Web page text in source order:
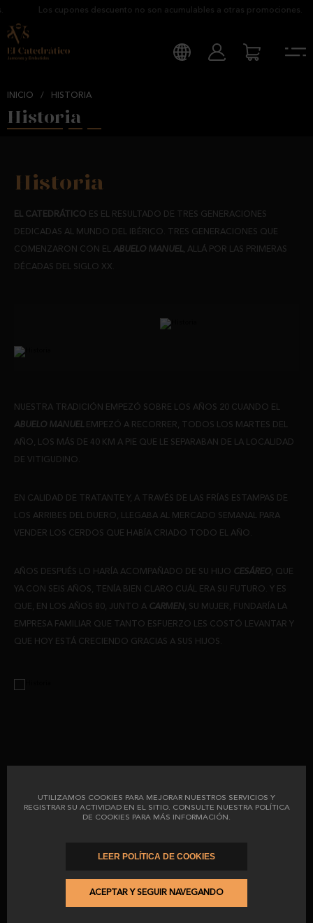
UTILIZAMOS COOKIES PARA MEJORAR NUESTROS SERVICIOS Y
REGISTRAR SU ACTIVIDAD EN EL SITIO. CONSULTE NUESTRA POLÍTICA
DE COOKIES PARA MÁS INFORMACIÓN.
ACEPTAR Y SEGUIR NAVEGANDO
Los cupones descuento no son acumulables a otras promociones.
INICIO / HISTORIA
Historia
Historia
EL CATEDRÁTICO ES EL RESULTADO DE TRES GENERACIONES
DEDICADAS AL MUNDO DEL IBÉRICO. TRES GENERACIONES QUE
COMENZARON CON EL ABUELO MANUEL , ALLÁ POR LAS PRIMERAS
DÉCADAS DEL SIGLO XX.
NUESTRA TRADICIÓN EMPEZÓ SOBRE LOS AÑOS 20 CUANDO EL
ABUELO MANUEL EMPEZÓ A RECORRER, TODOS LOS MARTES DEL
AÑO, LOS MÁS DE 40 KM A PIE QUE LE SEPARABAN DE LA LOCALIDAD
DE VITIGUDINO.
EN CALIDAD DE TRATANTE Y, A TRAVÉS DE LAS FRÍAS ESTAMPAS DE
LOS ARRIBES DEL DUERO, LLEGABA AL MERCADO SEMANAL PARA
VENDER LOS CERDOS QUE HABÍA CRIADO TODO EL AÑO.
AÑOS DESPUÉS LO HARÍA ACOMPAÑADO DE SU HIJO CESÁREO , QUE
YA CON SEIS AÑOS, TENÍA BIEN CLARO CUÁL ERA SU FUTURO. Y ES
QUE, EN LOS AÑOS 80, JUNTO A CARMEN , SU MUJER, FUNDARÍA LA
EMPRESA FAMILIAR QUE TANTO ESFUERZO LES COSTÓ LEVANTAR Y
QUE HOY ESTÁ CRECIENDO GRACIAS A SUS HIJOS.
LEER POLÍTICA DE COOKIES